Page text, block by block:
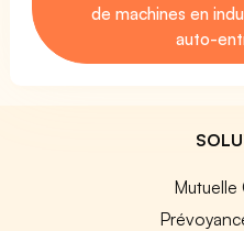
de machines en
auto-
Mutuelle